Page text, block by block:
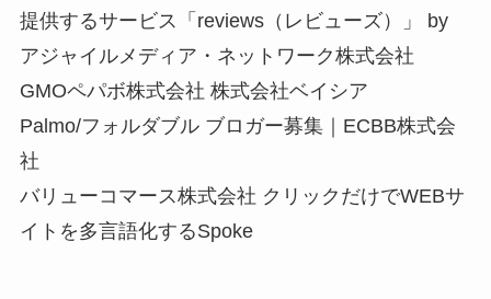
提供するサービス「reviews（レビューズ）」 by
アジャイルメディア・ネットワーク株式会社
GMOペパボ株式会社 株式会社ベイシア
Palmo/フォルダブル ブロガー募集｜ECBB株式会
社
バリューコマース株式会社 クリックだけでWEBサ
イトを多言語化するSpoke